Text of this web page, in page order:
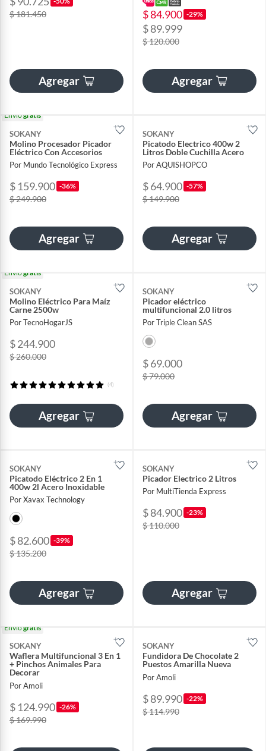
$ 181.450
Agregar
$ 84.900 -29%
$ 89.999
$ 120.000
Agregar
Envíogratis
SOKANY
Molino Procesador Picador
Eléctrico Con Accesorios
Por Mundo Tecnológico Express
$ 159.900 -36%
$ 249.900
Agregar
SOKANY
Picatodo Electrico 400w 2
Litros Doble Cuchilla Acero
Por AQUISHOPCO
$ 64.900 -57%
$ 149.900
Agregar
Envíogratis
SOKANY
Molino Eléctrico Para Maíz
Carne 2500w
Por TecnoHogarJS
$ 244.900
$ 260.000
(4)
Agregar
SOKANY
Picador eléctrico
multifuncional 2.0 litros
Por Triple Clean SAS
$ 69.000
$ 79.000
Agregar
SOKANY
Picatodo Eléctrico 2 En 1
400w 2l Acero Inoxidable
Por Xavax Technology
$ 82.600 -39%
$ 135.200
Agregar
SOKANY
Picador Electrico 2 Litros
Por MultiTienda Express
$ 84.900 -23%
$ 110.000
Agregar
Envíogratis
SOKANY
Waflera Multifuncional 3 En 1
+ Pinchos Animales Para
Decorar
Por Amoli
$ 124.990 -26%
$ 169.990
SOKANY
Fundidora De Chocolate 2
Puestos Amarilla Nueva
Por Amoli
$ 89.990 -22%
$ 114.990